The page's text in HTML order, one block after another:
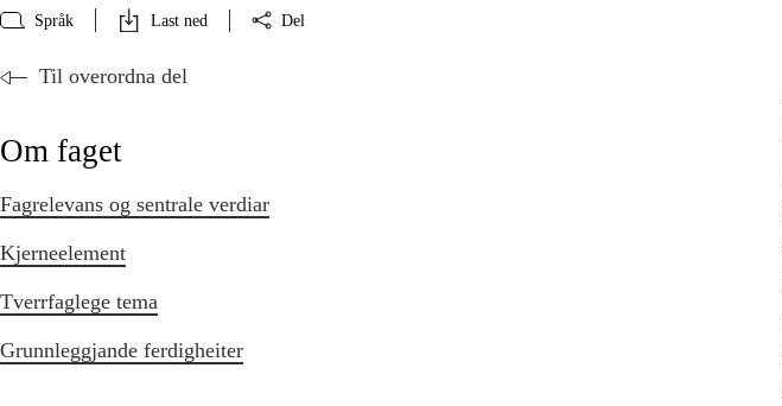
Språk Last ned Del
Til overordna del
Om faget
Fagrelevans og sentrale verdiar
Kjerneelement
Tverrfaglege tema
Grunnleggjande ferdigheiter